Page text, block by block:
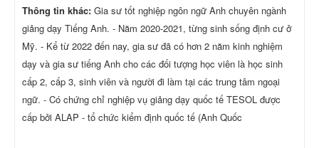
Thông tin khác: Gia sư tốt nghiệp ngôn ngữ Anh chuyên ngành
giảng dạy Tiếng Anh. - Năm 2020-2021, từng sinh sống định cư ở
Mỹ. - Kể từ 2022 đến nay, gia sư đã có hơn 2 năm kinh nghiệm
dạy và gia sư tiếng Anh cho các đối tượng học viên là học sinh
cấp 2, cấp 3, sinh viên và người đi làm tại các trung tâm ngoại
ngữ. - Có chứng chỉ nghiệp vụ giảng dạy quốc tế TESOL được
cấp bởi ALAP - tổ chức kiểm định quốc tế (Anh Quốc